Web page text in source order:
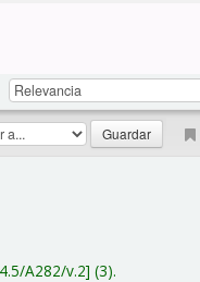
A282/v.2 (3).